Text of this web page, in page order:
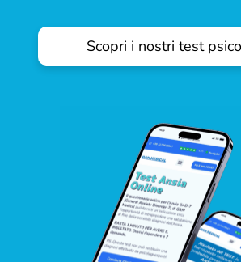
Scopri i nostri test